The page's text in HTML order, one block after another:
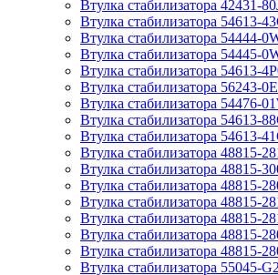
Втулка стабилизатора 42431-
Втулка стабилизатора 54613-
Втулка стабилизатора 54444-
Втулка стабилизатора 54445-
Втулка стабилизатора 54613-
Втулка стабилизатора 56243-
Втулка стабилизатора 54476-
Втулка стабилизатора 54613-
Втулка стабилизатора 54613-
Втулка стабилизатора 48815-
Втулка стабилизатора 48815-
Втулка стабилизатора 48815-
Втулка стабилизатора 48815-
Втулка стабилизатора 48815-
Втулка стабилизатора 48815-
Втулка стабилизатора 48815-
Втулка стабилизатора 55045-